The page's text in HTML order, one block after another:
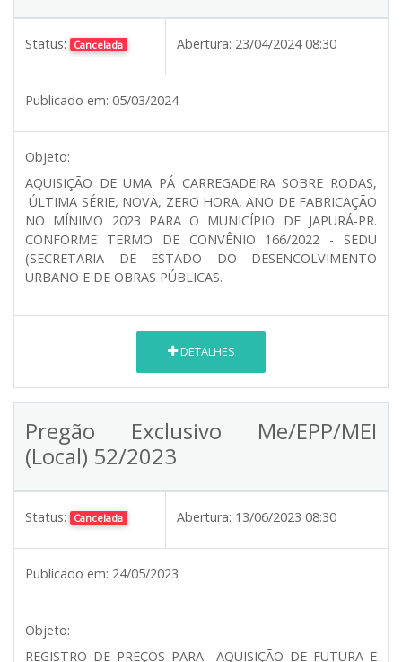
Status: Cancelada Abertura: 23/04/2024 08:30
Publicado em: 05/03/2024
Objeto:
AQUISIÇÃO DE UMA PÁ CARREGADEIRA SOBRE RODAS,
ÚLTIMA SÉRIE, NOVA, ZERO HORA, ANO DE FABRICAÇÃO
NO MÍNIMO 2023 PARA O MUNICÍPIO DE JAPURÁ-PR.
CONFORME TERMO DE CONVÊNIO 166/2022 - SEDU
(SECRETARIA DE ESTADO DO DESENCOLVIMENTO
URBANO E DE OBRAS PÚBLICAS.
DETALHES
Pregão Exclusivo Me/EPP/MEI
(Local) 52/2023
Status: Cancelada Abertura: 13/06/2023 08:30
Publicado em: 24/05/2023
Objeto:
REGISTRO DE PREÇOS PARA AQUISIÇÃO DE FUTURA E